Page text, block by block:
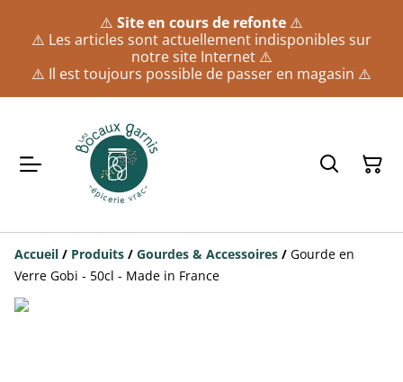
⚠️ Site en cours de refonte ⚠️
⚠️ Les articles sont actuellement indisponibles sur
notre site Internet ⚠️
⚠️ Il est toujours possible de passer en magasin ⚠️
Accueil / Produits / Gourdes & Accessoires / Gourde en
Verre Gobi - 50cl - Made in France